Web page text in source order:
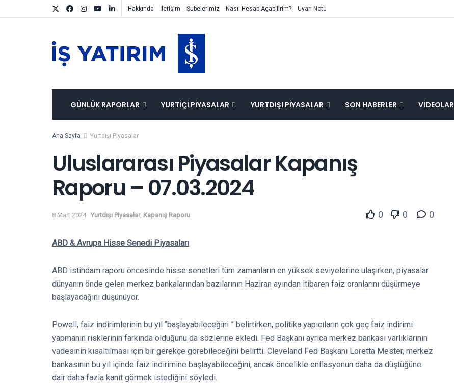
Hakkında İletişim Şubelerimiz Nasıl Hesap Açabilirim? Uyarı Notu
GÜNLÜK RAPORLAR YURTIÇI PIYASALAR YURTDIŞI PIYASALAR SON HABERLER VIDEOLAR
Ana Sayfa Yurtdışı Piyasalar
Uluslararası Piyasalar Kapanış
Raporu – 07.03.2024
8 Mart 2024 Yurtdışı Piyasalar, Kapanış Raporu 0 0 0
ABD & Avrupa Hisse Senedi Piyasaları
ABD istihdam raporu öncesinde hisse senetleri tüm zamanların en yüksek seviyelerine ulaşırken, piyasalar
dünyanın önde gelen merkez bankalarından bazılarının Haziran ayından itibaren faiz oranlarını düşürmeye
başlayacağını düşünüyor.
Powell, faiz indirimlerinin bu yıl “başlayabileceğini ” belirtirken, politika yapıcıların çok geç faiz indirimi
yapmanın risklerinin farkında olduğunu da sözlerine ekledi. Fed Başkanı ayrıca merkez bankası varlıklarının
vadesinin kısaltılması için bir gerekçe görebileceğini belirtti. Cleveland Fed Başkanı Loretta Mester, merkez
bankasının bu yıl içinde faiz indirimine başlayabileceğini, ancak öncelikle enflasyonun daha da düştüğüne
dair daha fazla kanıt görmek istediğini söyledi.